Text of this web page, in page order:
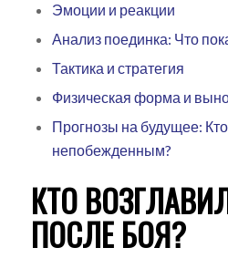
Эмоции и реакции
Анализ поединка: Что
Тактика и стратегия
Физическая форма и
Прогнозы на будущее: Кто
непобежденным?
КТО
ПОСЛЕ БОЯ?